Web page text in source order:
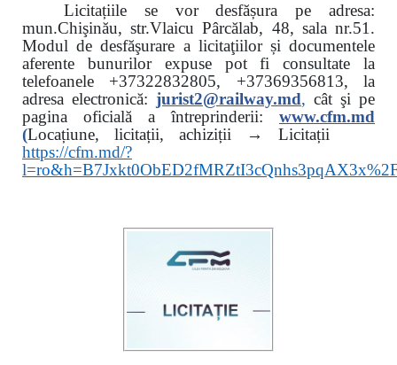
Licitațiile se vor desfășura pe adresa:
mun.Chişinău, str.Vlaicu Pârcălab, 48, sala nr.51.
Modul de desfăşurare a licitaţiilor și documentele
aferente bunurilor expuse pot fi consultate la
telefoanele +37322832805, +37369356813, la
adresa electronică: jurist2@railway.md, cât şi pe
pagina oficială a întreprinderii:
www.cfm.md
(Locațiune, licitații, achiziții → Licitații
https://cfm.md/?